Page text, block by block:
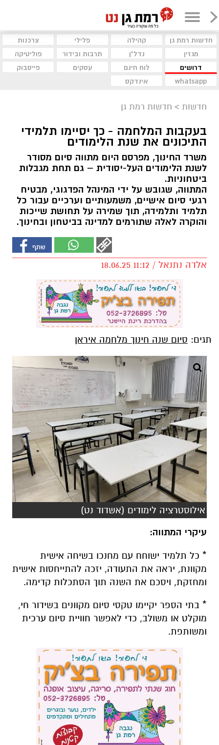
חדשות רמת גן קהילה פלילי
צרכנות
מגזין
נדל"ן תרבות ובידור
פוליטיקה
דרושים
לוח חינם עסקים
פייסבוק
whatsapp
אינדקס
חדשות > חדשות רמת גן
בעקבות המלחמה - כך יסיימו תלמידי
התיכונים את שנת הלימודים
משרד החינוך, מפרסם היום מתווה סיום מסודר
לשנת הלימודים העל-יסודית – גם תחת מגבלות
ביטחוניות.
המתווה, שגובש על ידי המינהל הפדגוגי, מבטיח
רגעי סיום אישיים, משמעותיים וערכיים עבור כל
תלמיד ותלמידה, תוך שמירה על תחושת שייכות
והוקרה לאלה שתורמים למדינה בביטחון ובחינוך.
אלדה נתנאל / 11:12 18.06.25
תגים: סיום שנה חינוך מלחמה איראן
אילוסטרציה לימודים (אשדוד נט)
עיקרי המתווה:
* כל תלמיד ישוחח עם מחנכו בשיחה אישית
מקוונת, יראה את התעודה, יזכה להתייחסות אישית
ומחזקת, ויסכם את השנה תוך הסתכלות קדימה.
* בתי הספר יקיימו טקסי סיום מקוונים בשידור חי,
מוקלט או משולב, כדי לאפשר חוויית סיום ערכית
ומשותפת.